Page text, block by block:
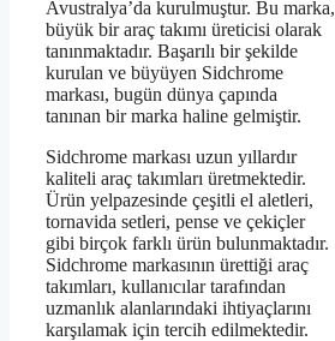
Avustralya’da kurulmuştur. Bu marka,
büyük bir araç takımı üreticisi olarak
tanınmaktadır. Başarılı bir şekilde
kurulan ve büyüyen Sidchrome
markası, bugün dünya çapında
tanınan bir marka haline gelmiştir.
Sidchrome markası uzun yıllardır
kaliteli araç takımları üretmektedir.
Ürün yelpazesinde çeşitli el aletleri,
tornavida setleri, pense ve çekiçler
gibi birçok farklı ürün bulunmaktadır.
Sidchrome markasının ürettiği araç
takımları, kullanıcılar tarafından
uzmanlık alanlarındaki ihtiyaçlarını
karşılamak için tercih edilmektedir.